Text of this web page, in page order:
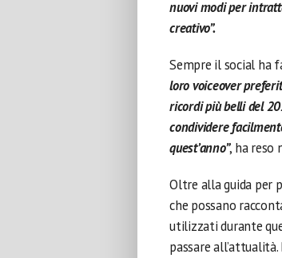
nuovi modi per
creativo”.
Sempre il social ha
loro voiceover
ricordi più belli del
condividere
quest’anno”, ha reso
Oltre alla guida per
che possano
utilizzati durante
passare